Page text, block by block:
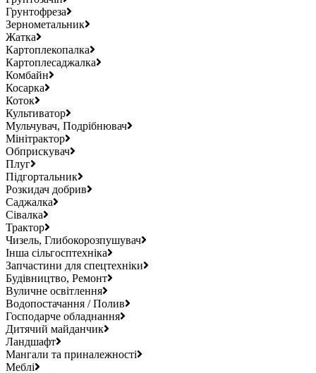
Грунтофреза
Зернометальник
Жатка
Картоплекопалка
Картоплесаджалка
Комбайн
Косарка
Коток
Культиватор
Мульчувач, Подрібнювач
Мінітрактор
Обприскувач
Плуг
Підгортальник
Розкидач добрив
Саджалка
Сівалка
Трактор
Чизель, Глибокорозпушувач
Інша сільгосптехніка
Запчастини для спецтехніки
Будівництво, Ремонт
Вуличне освітлення
Водопостачання / Полив
Господарче обладнання
Дитячий майданчик
Ландшафт
Мангали та приналежності
Меблі